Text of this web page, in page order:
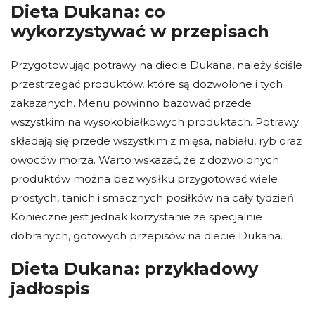
Dieta Dukana: co
wykorzystywać w przepisach
Przygotowując potrawy na diecie Dukana, należy ściśle
przestrzegać produktów, które są dozwolone i tych
zakazanych. Menu powinno bazować przede
wszystkim na wysokobiałkowych produktach. Potrawy
składają się przede wszystkim z mięsa, nabiału, ryb oraz
owoców morza. Warto wskazać, że z dozwolonych
produktów można bez wysiłku przygotować wiele
prostych, tanich i smacznych posiłków na cały tydzień.
Konieczne jest jednak korzystanie ze specjalnie
dobranych, gotowych przepisów na diecie Dukana.
Dieta Dukana: przykładowy
jadłospis